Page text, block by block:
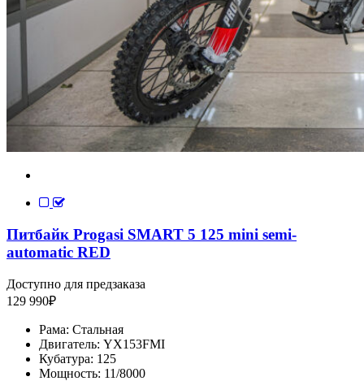
Питбайк Progasi SMART 5 125 mini semi-
automatic RED
Доступно для предзаказа
129 990₽
Рама: Стальная
Двигатель: YX153FMI
Кубатура: 125
Мощность: 11/8000